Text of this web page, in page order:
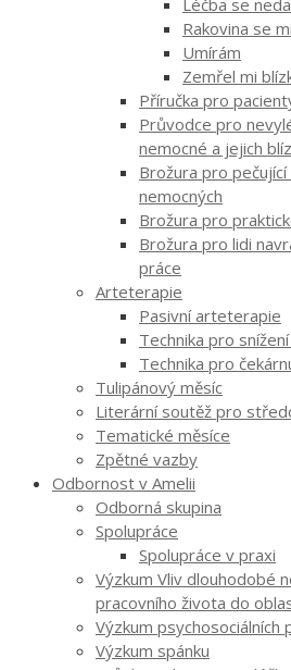
Rakovina se
Umírám
Zemřel mi
Příručka pro
Průvodce pro
nemocné a jejich
Brožura pro
nemocných
Brožura pro
Brožura pro lidi
práce
Arteterapie
Pasivní arteterapie
Technika pro
Technika pro
Tulipánový měsíc
Literární soutěž pro
Tematické měsíce
Zpětné vazby
Odbornost v Amelii
Odborná skupina
Spolupráce
Spolupráce v praxi
Výzkum Vliv dlouhodobé
pracovního života do
Výzkum psychosociálních
Výzkum spánku